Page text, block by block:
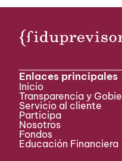
Enlaces principales
Inicio
Transparencia y
Servicio al cliente
Participa ​
Nosotros
Fondos
Educación Financiera